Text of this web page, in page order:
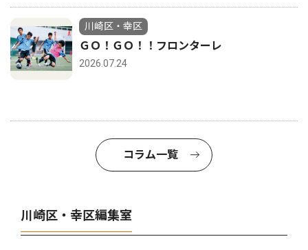
川崎区・幸区
ＧＯ！ＧＯ！！フロンターレ
2026.07.24
コラム一覧
川崎区・幸区編集室